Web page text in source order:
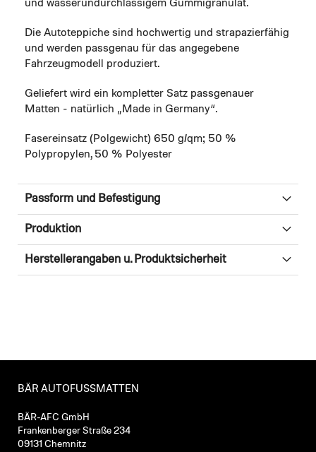
und wasserundurchlässigem Gummigranulat.
Die Autoteppiche sind hochwertig und strapazierfähig
und werden passgenau für das angegebene
Fahrzeugmodell produziert.
Geliefert wird ein kompletter Satz passgenauer
Matten - natürlich „Made in Germany“.
Fasereinsatz (Polgewicht) 650 g/qm; 50 %
Polypropylen, 50 % Polyester
Passform und Befestigung
Produktion
Herstellerangaben u. Produktsicherheit
BÄR AUTOFUSSMATTEN
BÄR-AFC GmbH
Frankenberger Straße 234
09131 Chemnitz